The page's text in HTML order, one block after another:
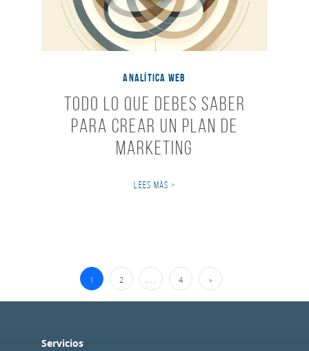
ANALÍTICA WEB
Todo lo que debes saber
para crear un Plan de
Marketing
LEES MÁS >
Navegación de Entradas
1 2 4 »
Servicios